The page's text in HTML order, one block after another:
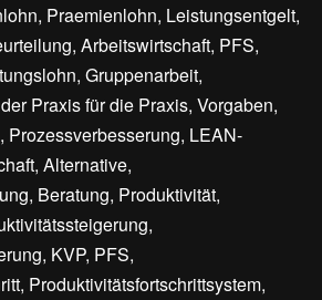
Praemienlohn, Leistungsentgelt,
Arbeitswirtschaft, PFS,
Gruppenarbeit,
Praxis für die Praxis, Vorgaben,
Prozessverbesserung, LEAN-
Alternative,
Beratung, Produktivität,
KVP, PFS,
Produktivitätsfortschrittsystem,